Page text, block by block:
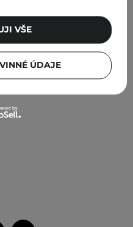
ÚDAJE
VŠE